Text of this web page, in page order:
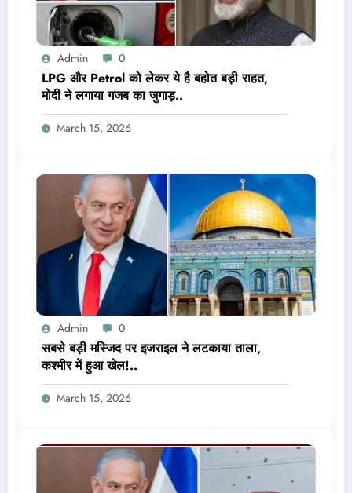
Admin 0
LPG और Petrol को लेकर ये है बहोत बड़ी राहत,
मोदी ने लगाया गजब का जुगाड़..
March 15, 2026
Admin 0
सबसे बड़ी मस्जिद पर इजराइल ने लटकाया ताला,
कश्मीर में हुआ खेल!..
March 15, 2026